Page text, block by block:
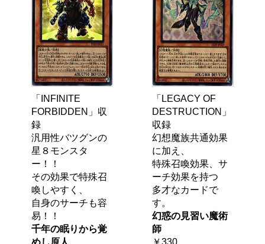
「INFINITE
FORBIDDEN」収
録
汎用性バツグンの
星８モンスタ
ー！！
その効果で特殊召
喚しやすく、
自身のサーチも容
易！！
千年の眠りから覚
「LEGACY OF
DESTRUCTION」
収録
幻想魔族共通効果
に加え、
特殊召喚効果、サ
ーチ効果を持つ
多才なカードで
す。
幻惑の見習い魔術
師